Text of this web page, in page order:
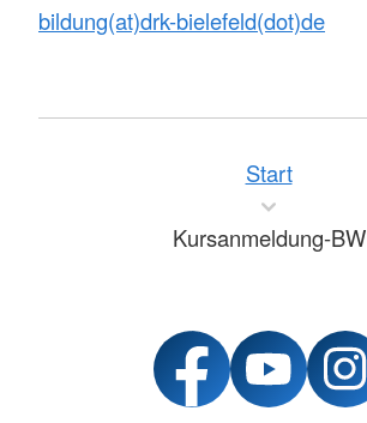
bildung(at)drk-bielefeld(dot)de
Start
Kursanmeldung-BW